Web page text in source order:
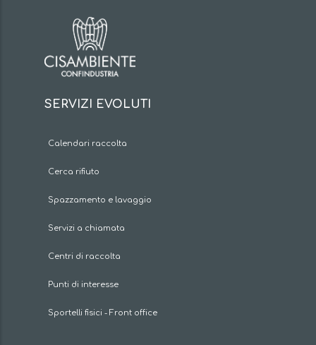
SERVIZI EVOLUTI
Calendari raccolta
Cerca rifiuto
Spazzamento e lavaggio
Servizi a chiamata
Centri di raccolta
Punti di interesse
Sportelli fisici - Front office